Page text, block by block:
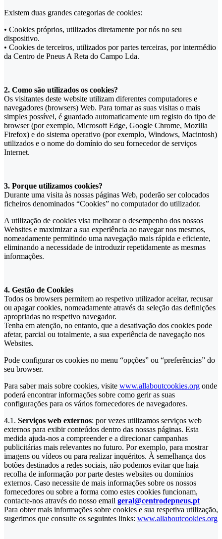
Existem duas grandes categorias de cookies:
• Cookies próprios, utilizados diretamente por nós no seu
dispositivo.
• Cookies de terceiros, utilizados por partes terceiras, por intermédio
da Centro de Pneus A Reta do Campo Lda.
2. Como são utilizados os cookies?
Os visitantes deste website utilizam diferentes computadores e
navegadores (browsers) Web. Para tornar as suas visitas o mais
simples possível, é guardado automaticamente um registo do tipo de
browser (por exemplo, Microsoft Edge, Google Chrome, Mozilla
Firefox) e do sistema operativo (por exemplo, Windows, Macintosh)
utilizados e o nome do domínio do seu fornecedor de serviços
Internet.
3. Porque utilizamos cookies?
Durante uma visita às nossas páginas Web, poderão ser colocados
ficheiros denominados “Cookies” no computador do utilizador.
A utilização de cookies visa melhorar o desempenho dos nossos
Websites e maximizar a sua experiência ao navegar nos mesmos,
nomeadamente permitindo uma navegação mais rápida e eficiente,
eliminando a necessidade de introduzir repetidamente as mesmas
informações.
4. Gestão de Cookies
Todos os browsers permitem ao respetivo utilizador aceitar, recusar
ou apagar cookies, nomeadamente através da seleção das definições
apropriadas no respetivo navegador.
Tenha em atenção, no entanto, que a desativação dos cookies pode
afetar, parcial ou totalmente, a sua experiência de navegação nos
Websites.
Pode configurar os cookies no menu “opções” ou “preferências” do
seu browser.
Para saber mais sobre cookies, visite www.allaboutcookies.org onde
poderá encontrar informações sobre como gerir as suas
configurações para os vários fornecedores de navegadores.
4.1. Serviços web externos: por vezes utilizamos serviços web
externos para exibir conteúdos dentro das nossas páginas. Esta
medida ajuda-nos a compreender e a direcionar campanhas
publicitárias mais relevantes no futuro. Por exemplo, para mostrar
imagens ou vídeos ou para realizar inquéritos. À semelhança dos
botões destinados a redes sociais, não podemos evitar que haja
recolha de informação por parte destes websites ou domínios
externos. Caso necessite de mais informações sobre os nossos
fornecedores ou sobre a forma como estes cookies funcionam,
contacte-nos através do nosso email geral@centrodepneus.pt
Para obter mais informações sobre cookies e sua respetiva utilização,
sugerimos que consulte os seguintes links: www.allaboutcookies.org